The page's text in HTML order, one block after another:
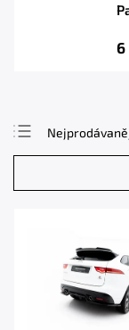
6
Nejlevnější
Nejdražší